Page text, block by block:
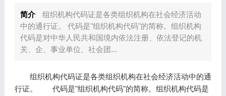
简介
组织机构代码证是各类组织机构在社会经济活动
中的通行证。 代码是"组织机构代码"的简称。组织机构
代码是对中华人民共和国境内依法注册、依法登记的机
关、企、事业单位、社会团...
组织机构代码证是各类组织机构在社会经济活动中的通
行证。 代码是"组织机构代码"的简称。组织机构代码是